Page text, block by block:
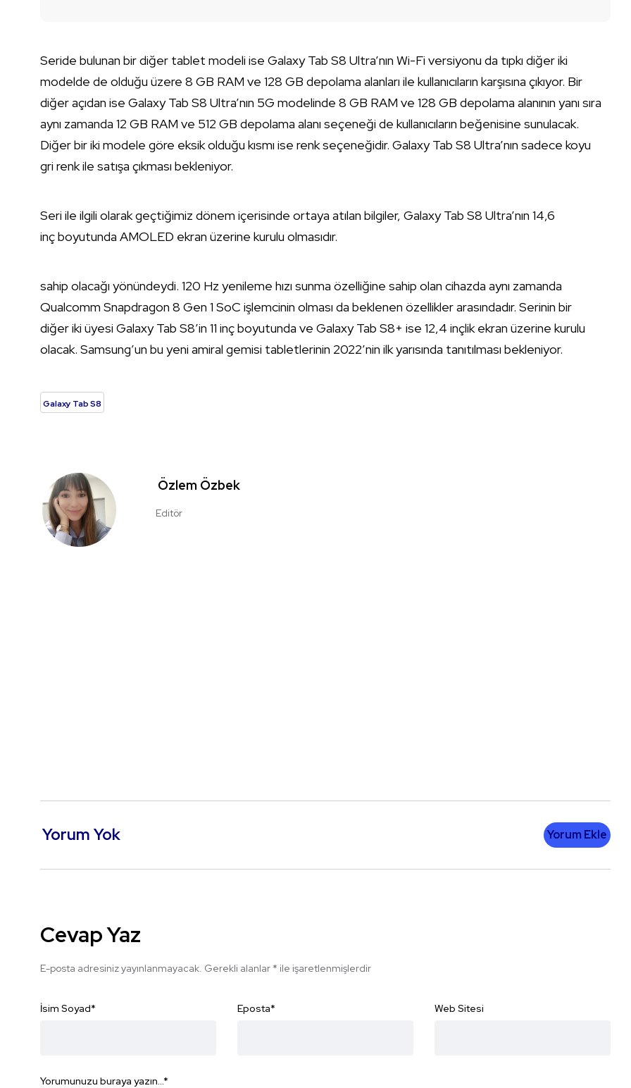
Seride bulunan bir diğer tablet modeli ise Galaxy Tab S8 Ultra’nın Wi-Fi versiyonu da tıpkı diğer iki
modelde de olduğu üzere 8 GB RAM ve 128 GB depolama alanları ile kullanıcıların karşısına çıkıyor. Bir
diğer açıdan ise Galaxy Tab S8 Ultra’nın 5G modelinde 8 GB RAM ve 128 GB depolama alanının yanı sıra
aynı zamanda 12 GB RAM ve 512 GB depolama alanı seçeneği de kullanıcıların beğenisine sunulacak.
Diğer bir iki modele göre eksik olduğu kısmı ise renk seçeneğidir. Galaxy Tab S8 Ultra’nın sadece koyu
gri renk ile satışa çıkması bekleniyor.
Seri ile ilgili olarak geçtiğimiz dönem içerisinde ortaya atılan bilgiler, Galaxy Tab S8 Ultra’nın 14,6
inç boyutunda AMOLED ekran üzerine kurulu olmasıdır.
sahip olacağı yönündeydi. 120 Hz yenileme hızı sunma özelliğine sahip olan cihazda aynı zamanda
Qualcomm Snapdragon 8 Gen 1 SoC işlemcinin olması da beklenen özellikler arasındadır. Serinin bir
diğer iki üyesi Galaxy Tab S8’in 11 inç boyutunda ve Galaxy Tab S8+ ise 12,4 inçlik ekran üzerine kurulu
olacak. Samsung’un bu yeni amiral gemisi tabletlerinin 2022’nin ilk yarısında tanıtılması bekleniyor.
Galaxy Tab S8
Özlem Özbek
Editör
Yorum Yok Yorum Ekle
Cevap Yaz
E-posta adresiniz yayınlanmayacak. Gerekli alanlar * ile işaretlenmişlerdir
İsim Soyad* Eposta* Web Sitesi
Yorumunuzu buraya yazın...*